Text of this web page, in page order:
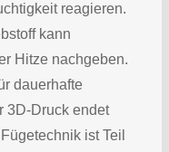
reagieren.
kann
Hitze nachgeben.
dauerhafte
3D-Druck endet
ist Teil